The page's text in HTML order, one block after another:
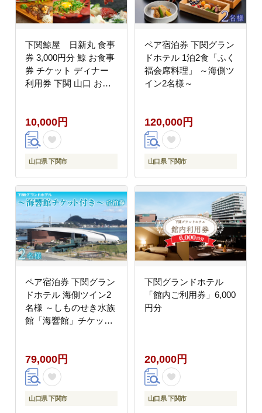
下関鯨屋 日新丸 食事
券 3,000円分 鯨 お食事
券 チケット ディナー
利用券 下関 山口 お食
の日 お歳暮 年末 年始
観光
10,000円
山口県 下関市
ペア宿泊券 下関グラン
ドホテル 1泊2食「ふく
福会席料理」 ～海側ツ
イン2名様～
120,000円
山口県 下関市
ペア宿泊券 下関グラン
ドホテル 海側ツイン2
名様 ～しものせき水族
館「海響館」チケット
79,000円
山口県 下関市
下関グランドホテル
「館内ご利用券」6,000
円分
20,000円
山口県 下関市